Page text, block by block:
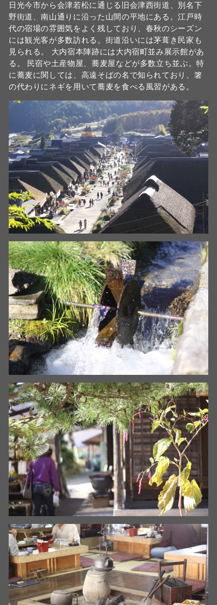
日光今市から会津若松に通じる旧会津西街道、別名下
野街道、南山通りに沿った山間の平地にある。江戸時
代の宿場の雰囲気をよく残しており、春秋のシーズン
には観光客が多数訪れる。街道沿いには茅葺き民家も
見られる。 大内宿本陣跡には大内宿町並み展示館があ
る。 民宿や土産物屋、蕎麦屋などが多数立ち並ぶ。特
に蕎麦に関しては、高遠そばの名で知られており、箸
の代わりにネギを用いて蕎麦を食べる風習がある。